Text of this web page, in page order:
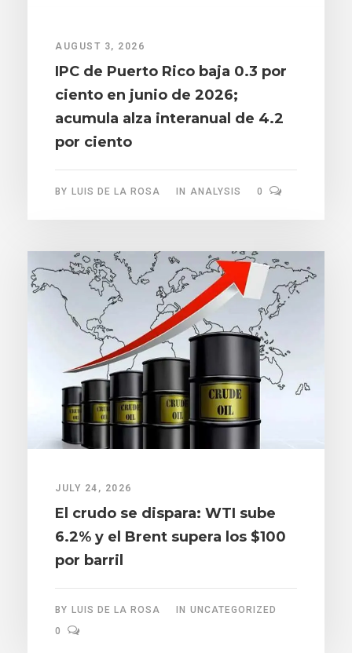
AUGUST 3, 2026
IPC de Puerto Rico baja 0.3 por
ciento en junio de 2026;
acumula alza interanual de 4.2
por ciento
BY LUIS DE LA ROSA IN ANALYSIS 0
JULY 24, 2026
El crudo se dispara: WTI sube
6.2% y el Brent supera los $100
por barril
BY LUIS DE LA ROSA IN UNCATEGORIZED
0